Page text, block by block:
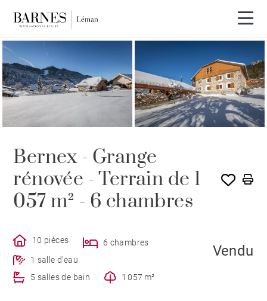
VENDU PAR BARNES
Bernex - Grange
rénovée - Terrain de 1
057 m² - 6 chambres
10 pièces
6 chambres
1 salle d'eau
5 salles de bain
1 057 m²
Vendu